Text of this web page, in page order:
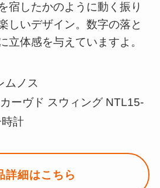
宿したかのように動く振り
しいデザイン。数字の落と
立体感を与えていますよ。
ムノス
ーヴド スウィング NTL15-
計
詳細はこちら